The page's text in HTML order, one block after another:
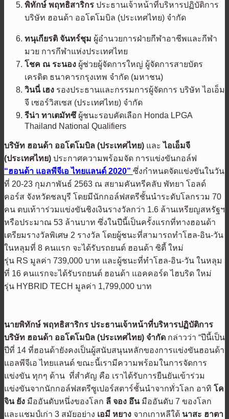
พิทักษ์ พฤทธิสาริกร ประธานเจ้าหน้าที่บริหารปฏิบัติการ
บริษัท ฮอนด้า ออโตโมบิล (ประเทศไทย) จำกัด
ทนุเกียรติ จันทร์ชุม ผู้อำนวยการฝ่ายกีฬาอาชีพและกีฬา
มวย การกีฬาแห่งประเทศไทย
โชค ณ ระนอง ผู้ช่วยผู้จัดการใหญ่ ผู้จัดการสายบัตร
เครดิต ธนาคารกรุงเทพ จำกัด (มหาชน)
วินนี่ เฮง รองประธานและกรรมการผู้จัดการ บริษัท ไอเอ็ม
จี เซอร์วิสเซส (ประเทศไทย) จำกัด
รีน่า ทาเตมัทซึผู้ชนะรอบคัดเลือก Honda LPGA
Thailand National Qualifiers
บริษัท ฮอนด้า ออโตโมบิล (ประเทศไทย) และไอเอ็มจี
(ประเทศไทย) ประกาศความพร้อมจัด​ การแข่งขันกอล์ฟ
“ฮอนด้า แอลพีจีเอ ไทยแลนด์ 2020” ซึ่งกำหนดจัดแข่งขันในวัน
ที่ 20-23 กุมภาพันธ์ 2563 ณ สยามคันทรีคลับ พัทยา โอลด์
คอร์ส จังหวัดชลบุรี โดยมีนักกอล์ฟสตรีชั้นนำระดับโลกรวม 70
คน ตบเท้าาร่วมแข่งขันชิงเงินรางวัลกว่า 1.6 ล้านเหรียญสหรัฐฯ
หรือประมาณ 53 ล้านบาท ซึ่งในปีนี้เป็นครั้งแรกที่ทางฮอนด้า
เตรียมรางวัลพิเศษ 2 รางวัล โดยผู้ชนะที่สามารถทำโฮล-อิน-วัน
ในหลุมที่ 8 คนแรก จะได้รับรถยนต์ ฮอนด้า ซิตี้ ใหม่
รุ่น RS มูลค่า 739,000 บาท และผู้ชนะที่ทำโฮล-อิน-วัน ในหลุม
ที่ 16 คนแรกจะได้รับรถยนต์ ฮอนด้า แอคคอร์ด ไฮบริด ใหม่
รุ่น HYBRID TECH มูลค่า 1,799,000 บาท
นายพิทักษ์ พฤทธิสาริกร ประธานเจ้าหน้าที่บริหารปฏิบัติการ
บริษัท ฮอนด้า ออโตโมบิล (ประเทศไทย) จำกัด กล่าวว่า “ปีนี้เป็น
ปีที่ 14 ที่ฮอนด้ายังคงเป็นผู้สนับสนุนหลักของการแข่งขันฮอนด้า
แอลพีจีเอ ไทยแลนด์ ขณะนี้เรามีความพร้อมในการจัดการ
แข่งขัน ทุกๆ ด้าน ที่สำคัญ คือ เราได้รับการยืนยันเข้าร่วม
แข่งขันจากนักกอล์ฟสตรีซูเปอร์สตาร์ชั้นนำจากทั่วโลก อาทิ โค
จิน ยัง มืออันดับหนึ่งของโลก ลี จอง อึน มืออันดับ 7 ของโลก
และแชมป์เก่า 3 สมัยอย่าง เอมี หยาง จากเกาหลีใต้ นาสะ ฮาตา